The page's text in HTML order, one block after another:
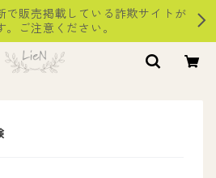
で販売掲載している詐欺サイトが
ご注意ください。